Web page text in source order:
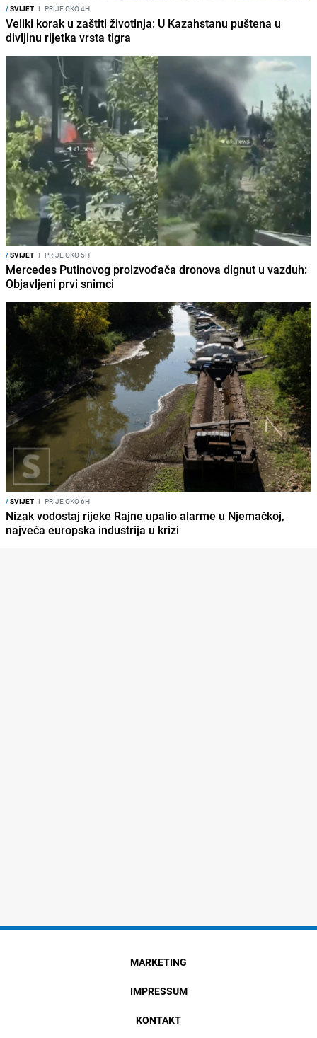
/SVIJET I PRIJE OKO 4H
Veliki korak u zaštiti životinja: U Kazahstanu puštena u
divljinu rijetka vrsta tigra
/SVIJET I PRIJE OKO 5H
Mercedes Putinovog proizvođača dronova dignut u vazduh:
Objavljeni prvi snimci
/SVIJET I PRIJE OKO 6H
Nizak vodostaj rijeke Rajne upalio alarme u Njemačkoj,
najveća europska industrija u krizi
MARKETING
IMPRESSUM
KONTAKT